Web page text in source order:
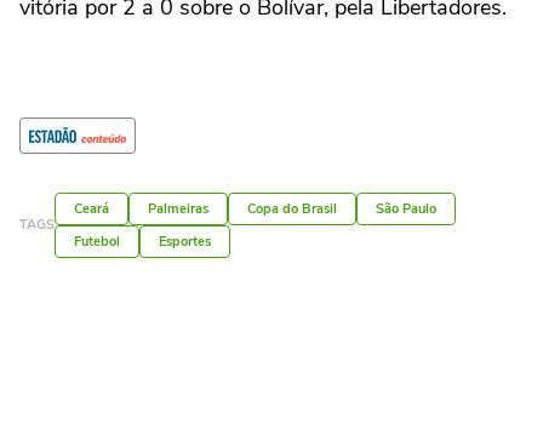
vitória por 2 a 0 sobre o Bolívar, pela Libertadores.
TAGS
Ceará Palmeiras Copa do Brasil
São Paulo
Futebol
Esportes